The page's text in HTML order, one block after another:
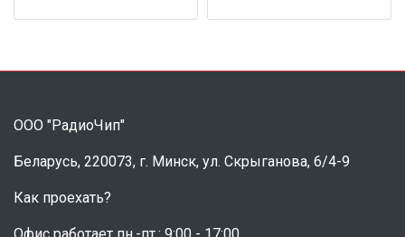
ООО "РадиоЧип"
Беларусь, 220073, г. Минск, ул. Скрыганова, 6/4-9
Как проехать?
Офис работает пн.-пт.: 9:00 - 17:00